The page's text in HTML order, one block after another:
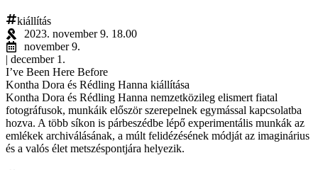
kiállítás
2023. november 9. 18.00
november 9.
| december 1.
I’ve Been Here Before
Kontha Dora és Rédling Hanna kiállítása
Kontha Dora és Rédling Hanna nemzetközileg elismert fiatal
fotográfusok, munkáik először szerepelnek egymással kapcsolatba
hozva. A több síkon is párbeszédbe lépő experimentális munkák az
emlékek archiválásának, a múlt felidézésének módját az imaginárius
és a valós élet metszéspontjára helyezik.